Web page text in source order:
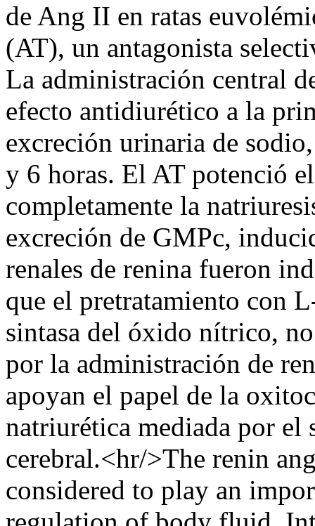
de Ang II en ratas
(AT), un antagonista
La administración central
efecto antidiurético a la
excreción urinaria de
y 6 horas. El AT potenció
completamente la
excreción de GMPc,
renales de renina fueron
que el pretratamiento con
sintasa del óxido nítrico,
por la administración de
apoyan el papel de la
natriurética mediada por el
cerebral.<hr/>The renin
considered to play an